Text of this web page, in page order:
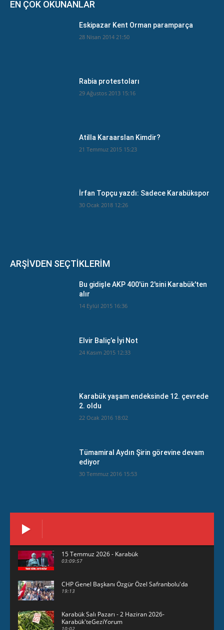
EN ÇOK OKUNANLAR
Eskipazar Kent Orman paramparça
28 Nisan 2014 21:50
Rabia protestoları
29 Ağustos 2013 15:16
Atilla Karaarslan Kimdir?
21 Temmuz 2015 15:23
İrfan Topçu yazdı: Sadece Karabükspor
30 Ocak 2018 12:26
ARŞİVDEN SEÇTİKLERİM
Bu gidişle AKP 400'ün 2'sini Karabük'ten
alır
14 Eylül 2015 16:36
Elvir Baliç’e İyi Not
24 Kasım 2015 12:33
Karabük yaşam endeksinde 12. çevrede
2. oldu
22 Ocak 2016 18:02
Tümamiral Aydın Şirin görevine devam
ediyor
30 Temmuz 2016 15:53
15 Temmuz 2026 - Karabük
03:09:57
CHP Genel Başkanı Özgür Özel Safranbolu'da
19:13
Karabük Salı Pazarı - 2 Haziran 2026-
Karabük'teGeziYorum
10:02